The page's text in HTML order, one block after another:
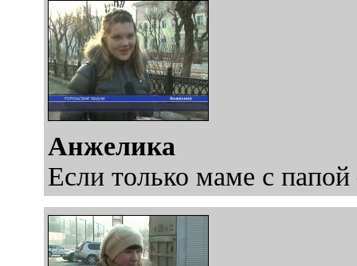
Анжелика
Если только маме с